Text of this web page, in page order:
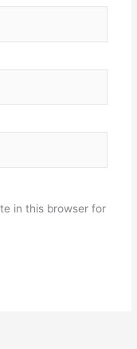
in this browser for